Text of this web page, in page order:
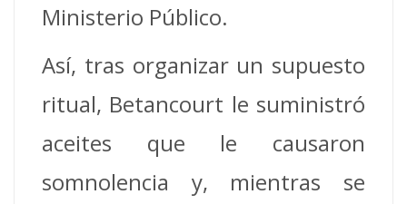
Ministerio Público.
Así, tras organizar un supuesto
ritual, Betancourt le suministró
aceites que le causaron
somnolencia y, mientras se